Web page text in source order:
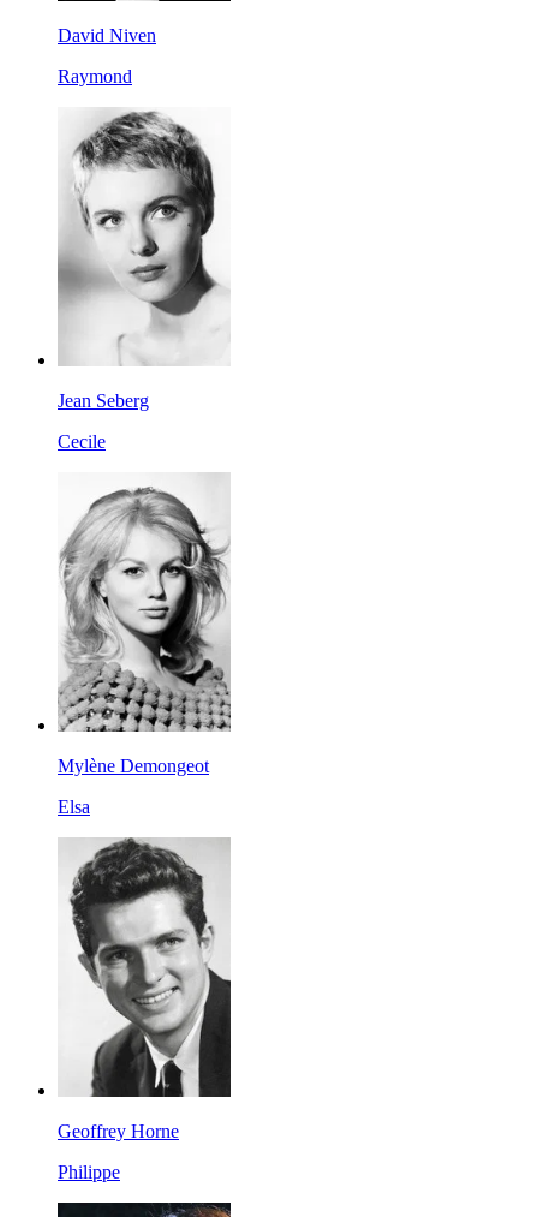
David Niven
Raymond
Jean Seberg
Cecile
Mylène Demongeot
Elsa
Geoffrey Horne
Philippe